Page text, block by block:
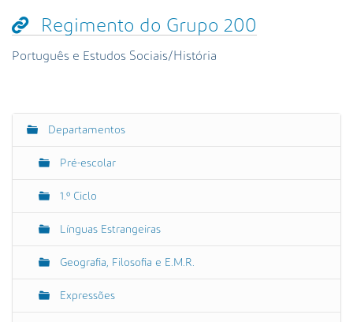
Regimento do Grupo 200
Português e Estudos Sociais/História
N
Departamentos
Pré-escolar
1.º Ciclo
Línguas Estrangeiras
Geografia, Filosofia e E.M.R.
Expressões